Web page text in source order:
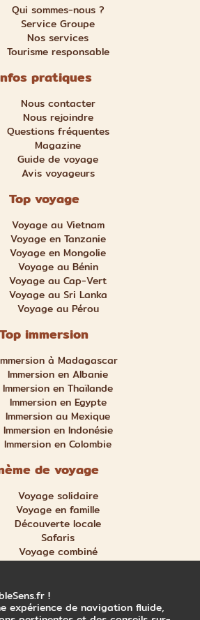
Qui sommes-nous ?
Service Groupe
Nos services
Tourisme responsable
pratiques
Nous contacter
Nous rejoindre
Questions fréquentes
Magazine
Guide de voyage
Avis voyageurs
Top voyage
Voyage au Vietnam
Voyage en Tanzanie
Voyage en Mongolie
Voyage au Bénin
Voyage au Cap-Vert
Voyage au Sri Lanka
Voyage au Pérou
Top immersion
à Madagascar
Immersion en Albanie
Immersion en Thaïlande
Immersion en Egypte
Immersion au Mexique
Immersion en Indonésie
Immersion en Colombie
de voyage
Voyage solidaire
Voyage en famille
Découverte locale
Safaris
Voyage combiné
Nature et aventure
!
expérience de navigation fluide,